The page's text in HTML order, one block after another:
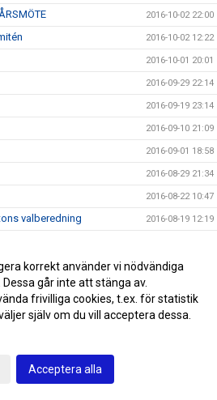
2016-10-02 22:00
2016-10-02 12:22
2016-10-01 20:01
2016-09-29 22:14
2016-09-19 23:14
2016-09-10 21:09
2016-09-01 18:58
2016-08-29 21:34
2016-08-22 10:47
valberedning 2016-08-19 12:19
2016-08-15 16:36
2016-08-13 08:54
2016-08-13 08:52
korrekt använder vi nödvändiga
går inte att stänga av.
frivilliga cookies, t.ex. för statistik
själv om du vill acceptera dessa.
Acceptera alla